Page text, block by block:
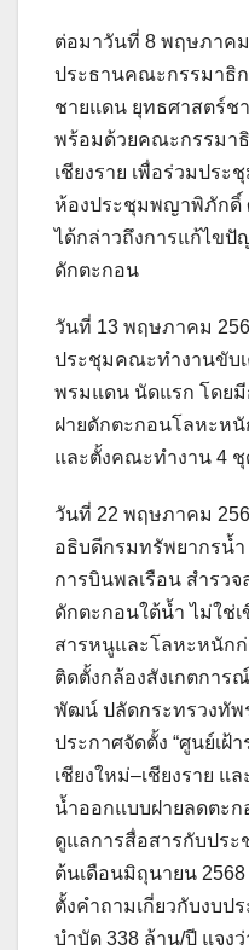
ต่อมาวันที่ 8 พฤษภาค
ประธานคณะกรรมาธิ
ชายแดน ยุทธศาสตร์ช
พร้อมด้วยคณะกรรมา
เชียงราย เพื่อร่วมปร
ห้องประชุมพญาพิภักดิ์
ได้กล่าวถึงการแก้ไขปั
ดักตะกอน
วันที่ 13 พฤษภาคม
ประชุมคณะทำงานขับ
พรมแดน นัดแรก โดยมี
ฝายดักตะกอนโลหะห
และตั้งคณะทำงาน 4 ชุ
วันที่ 22 พฤษภาคม
อธิบดีกรมทรัพยากรน้ำ
การบินพลเรือน สำรว
ดักตะกอนใต้น้ำ ไม่ใช่
สารหนูและโลหะหนัก
ติดตั้งกล้องสังเกตกา
พัฒน์ ปลัดกระทรวงทัพ
ประกาศจัดตั้ง “ศูนย์เฝ้
เชียงใหม่–เชียงราย
น้ำออกแบบฝายลดตะ
ดูแลการสื่อสารกับประ
ต้นเดือนมิถุนายน
ตั้งคำถามเกี่ยวกับงบป
บำบัด 338 ล้าน/ปี แจง